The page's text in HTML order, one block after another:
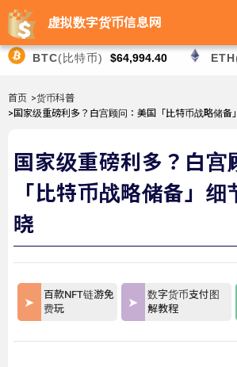
虚拟数字货币信息网
BTC(比特币) $64,994.40 ETH
首页 >货币科普
>国家级重磅利多？白宫顾问：美国「比特币战略储备
国家级重磅利多？白宫
「比特币战略储备」
晓
百款NFT链游免
费玩
数字货币支付图
解教程